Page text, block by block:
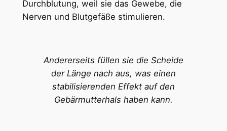
Durchblutung, weil sie das Gewebe, die
Nerven und Blutgefäße stimulieren.
Andererseits füllen sie die Scheide
der Länge nach aus, was einen
stabilisierenden Effekt auf den
Gebärmutterhals haben kann.